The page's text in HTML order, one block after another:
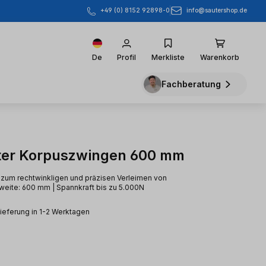
+49 (0) 8152 92898-0 info@sautershop.de
De Profil Merkliste Warenkorb
Fachberatung
Korpuszwingen 600 mm
rechtwinkligen und präzisen Verleimen von
600 mm | Spannkraft bis zu 5.000N
in 1-2 Werktagen